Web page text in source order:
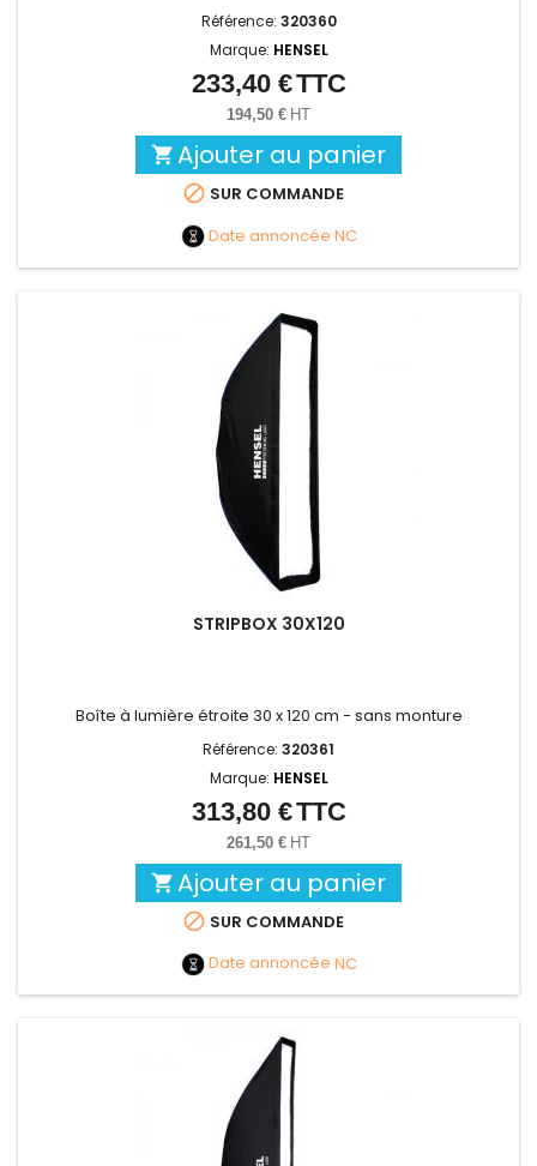
Référence: 320360
Marque: HENSEL
Prix
233,40 €TTC
194,50 € HT
 Ajouter au panier
 SUR COMMANDE
Date annoncée NC
STRIPBOX 30X120
Boîte à lumière étroite 30 x 120 cm - sans monture
Référence: 320361
Marque: HENSEL
Prix
313,80 €TTC
261,50 € HT
 Ajouter au panier
 SUR COMMANDE
Date annoncée NC